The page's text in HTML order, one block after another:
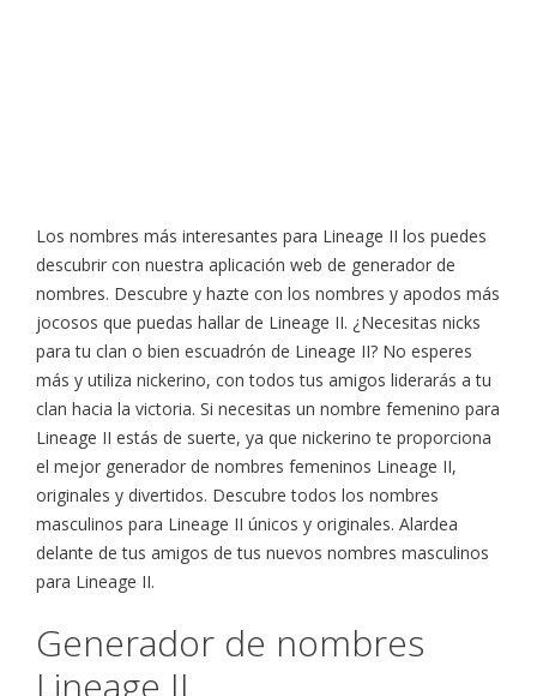
Los nombres más interesantes para Lineage II los puedes
descubrir con nuestra aplicación web de generador de
nombres. Descubre y hazte con los nombres y apodos más
jocosos que puedas hallar de Lineage II. ¿Necesitas nicks
para tu clan o bien escuadrón de Lineage II? No esperes
más y utiliza nickerino, con todos tus amigos liderarás a tu
clan hacia la victoria. Si necesitas un nombre femenino para
Lineage II estás de suerte, ya que nickerino te proporciona
el mejor generador de nombres femeninos Lineage II,
originales y divertidos. Descubre todos los nombres
masculinos para Lineage II únicos y originales. Alardea
delante de tus amigos de tus nuevos nombres masculinos
para Lineage II.
Generador de nombres
Lineage II